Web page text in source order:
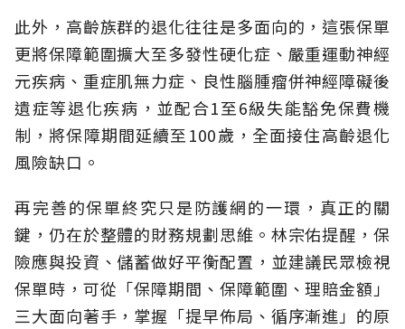
此外，高齡族群的退化往往是多面向的，這張保單
更將保障範圍擴大至多發性硬化症、嚴重運動神經
元疾病、重症肌無力症、良性腦腫瘤併神經障礙後
遺症等退化疾病，並配合1至6級失能豁免保費機
制，將保障期間延續至100歲，全面接住高齡退化
風險缺口。
再完善的保單終究只是防護網的一環，真正的關
鍵，仍在於整體的財務規劃思維。 林宗佑提醒，保
險應與投資、儲蓄做好平衡配置，並建議民眾檢視
保單時，可從「保障期間、保障範圍、理賠金額」
三大面向著手，掌握「提早佈局、循序漸進」的原